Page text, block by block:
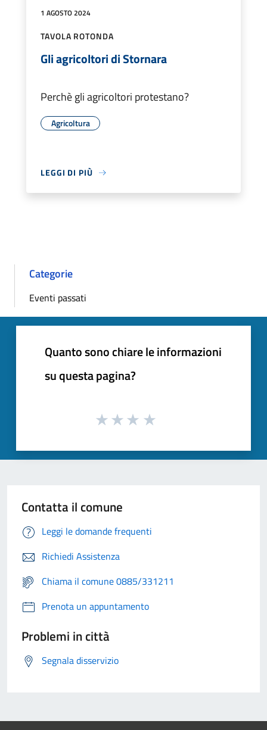
1 AGOSTO 2024
TAVOLA ROTONDA
Gli agricoltori di Stornara
Perchè gli agricoltori protestano?
Agricoltura
LEGGI DI PIÙ
Categorie
Eventi passati
Quanto sono chiare le informazioni
su questa pagina?
Contatta il comune
Leggi le domande frequenti
Richiedi Assistenza
Chiama il comune 0885/331211
Prenota un appuntamento
Problemi in città
Segnala disservizio